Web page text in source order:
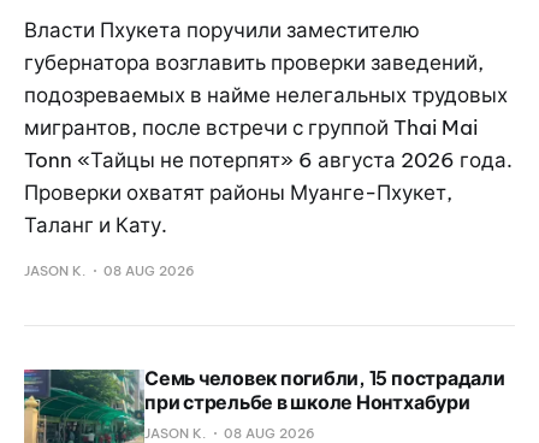
Власти Пхукета поручили заместителю
губернатора возглавить проверки заведений,
подозреваемых в найме нелегальных трудовых
мигрантов, после встречи с группой Thai Mai
Tonn «Тайцы не потерпят» 6 августа 2026 года.
Проверки охватят районы Муанге-Пхукет,
Таланг и Кату.
JASON K. 08 AUG 2026
Семь человек погибли, 15 пострадали
при стрельбе в школе Нонтхабури
JASON K. 08 AUG 2026